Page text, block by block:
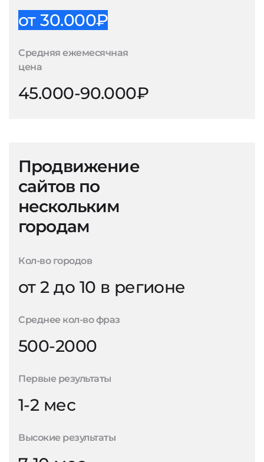
от 30.000₽
Средняя ежемесячная
цена
45.000-90.000₽
Продвижение
сайтов по
нескольким
городам
Кол-во городов
от 2 до 10 в регионе
Среднее кол-во фраз
500-2000
Первые результаты
1-2 мес
Высокие результаты